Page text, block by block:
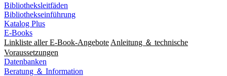
Bibliotheksleitfäden
Bibliothekseinführung
Katalog Plus
E-Books
Linkliste aller E-Book-Angebote Anleitung ＆ technische
Voraussetzungen
Datenbanken
Beratung ＆ Information